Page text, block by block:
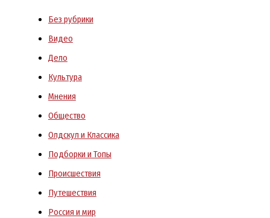
Без рубрики
Видео
Дело
Культура
Мнения
Общество
Олдскул и Классика
Подборки и Топы
Происшествия
Путешествия
Россия и мир